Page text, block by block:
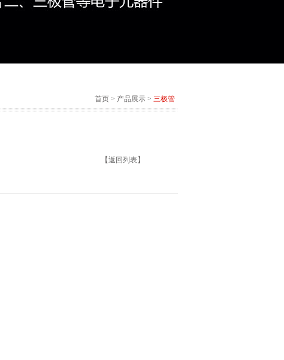
首页 > 产品展示 > 三极管
【返回列表】